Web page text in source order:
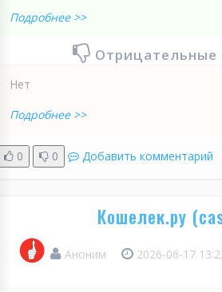
Подробнее >>
Отрицательные
Нет
Подробнее >>
0 0 Добавить комментарий
Кошелек.ру
Аноним 2026-06-17